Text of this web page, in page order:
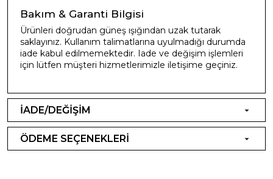
Bakım & Garanti Bilgisi
Ürünleri doğrudan güneş ışığından uzak tutarak
saklayınız. Kullanım talimatlarına uyulmadığı durumda
iade kabul edilmemektedir. Iade ve değişim işlemleri
için lütfen müşteri hizmetlerimizle iletişime geçiniz.
İADE/DEĞİŞİM
ÖDEME SEÇENEKLERİ